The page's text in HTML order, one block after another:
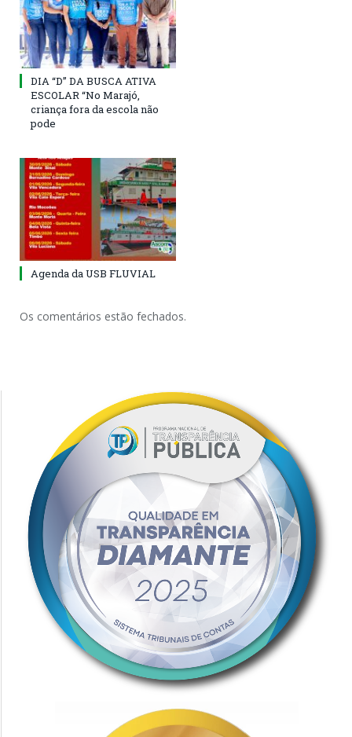
DIA “D” DA BUSCA ATIVA
ESCOLAR “No Marajó,
criança fora da escola não
pode
Agenda da USB FLUVIAL
Os comentários estão fechados.